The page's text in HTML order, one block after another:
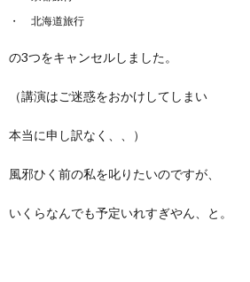
北海道旅行
の3つをキャンセルしました。
（講演はご迷惑をおかけしてしまい
本当に申し訳なく、、）
風邪ひく前の私を叱りたいのですが、
いくらなんでも予定いれすぎやん、と。